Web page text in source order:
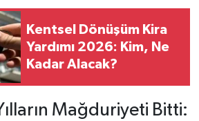
Kentsel Dönüşüm Kira
Yardımı 2026: Kim, Ne
Kadar Alacak?
Mağduriyeti Bitti: